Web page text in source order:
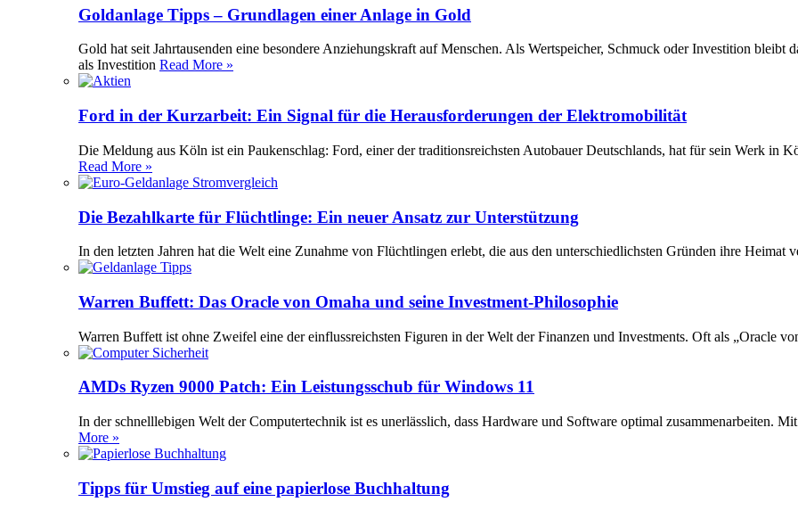
Goldanlage Tipps – Grundlagen einer Anlage in Gold
Gold hat seit Jahrtausenden eine besondere Anziehungskraft auf Menschen. Als Wertspeicher, Schmuck oder Investition
als Investition Read More »
Ford in der Kurzarbeit: Ein Signal für die Herausforderungen der Elektromobilität
Die Meldung aus Köln ist ein Paukenschlag: Ford, einer der traditionsreichsten Autobauer Deutschlands, hat für sein Werk in
Read More »
Die Bezahlkarte für Flüchtlinge: Ein neuer Ansatz zur Unterstützung
In den letzten Jahren hat die Welt eine Zunahme von Flüchtlingen erlebt, die aus den unterschiedlichsten Gründen ihre Heimat
Warren Buffett: Das Oracle von Omaha und seine Investment-Philosophie
Warren Buffett ist ohne Zweifel eine der einflussreichsten Figuren in der Welt der Finanzen und Investments. Oft als „Oracle
AMDs Ryzen 9000 Patch: Ein Leistungsschub für Windows 11
In der schnelllebigen Welt der Computertechnik ist es unerlässlich, dass Hardware und Software optimal zusammenarbeiten.
More »
Tipps für Umstieg auf eine papierlose Buchhaltung